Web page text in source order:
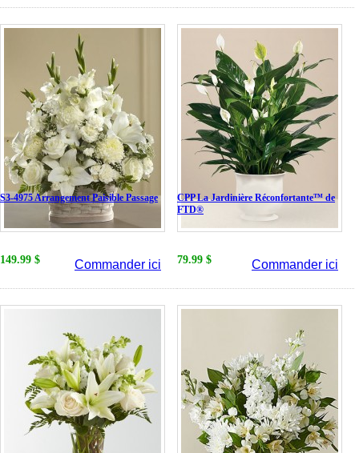
S3-4975 Arrangement Paisible Passage
149.99 $ Commander ici
CPP La Jardinière Réconfortante™ de
FTD®
79.99 $ Commander ici